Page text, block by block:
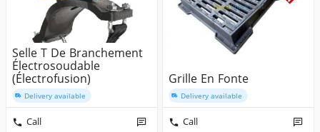
Selle T De Branchement
Électrosoudable
(Électrofusion)
Delivery available
Call
Grille En Fonte
Delivery available
Call